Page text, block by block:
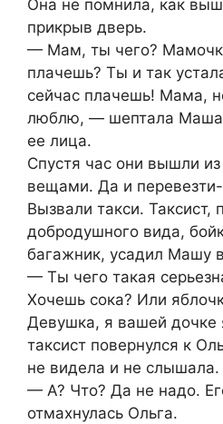
Она не помнила, как
прикрыв дверь.
— Мам, ты чего?
плачешь? Ты и так
сейчас плачешь! Мама,
люблю, — шептала
ее лица.
Спустя час они вышли
вещами. Да и перевезти-
Вызвали такси. Таксист,
добродушного вида,
багажник, усадил Машу
— Ты чего такая
Хочешь сока? Или
Девушка, я вашей
таксист повернулся к
не видела и не слышала.
— А? Что? Да не надо.
отмахнулась Ольга.